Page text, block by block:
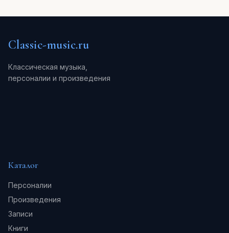
Classic-music.ru
Классическая музыка,
персоналии и произведения
Каталог
Персоналии
Произведения
Записи
Книги